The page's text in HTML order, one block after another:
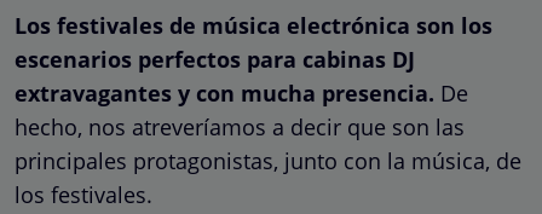
Los festivales de música electrónica son los
escenarios perfectos para cabinas DJ
extravagantes y con mucha presencia. De
hecho, nos atreveríamos a decir que son las
principales protagonistas, junto con la música, de
los festivales.